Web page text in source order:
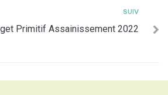
SUIV
Primitif Assainissement 2022